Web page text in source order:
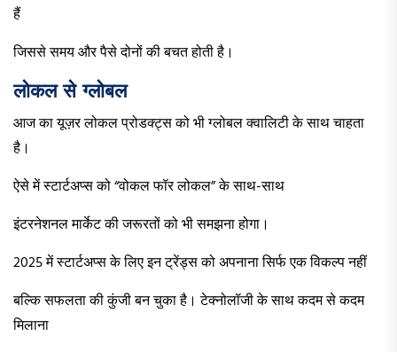
हैं
जिससे समय और पैसे दोनों की बचत होती है।
लोकल से ग्लोबल
आज का यूज़र लोकल प्रोडक्ट्स को भी ग्लोबल क्वालिटी के साथ चाहता
है।
ऐसे में स्टार्टअप्स को “वोकल फॉर लोकल” के साथ-साथ
इंटरनेशनल मार्केट की जरूरतों को भी समझना होगा।
2025 में स्टार्टअप्स के लिए इन ट्रेंड्स को अपनाना सिर्फ एक विकल्प नहीं
बल्कि सफलता की कुंजी बन चुका है। टेक्नोलॉजी के साथ कदम से कदम
मिलाना